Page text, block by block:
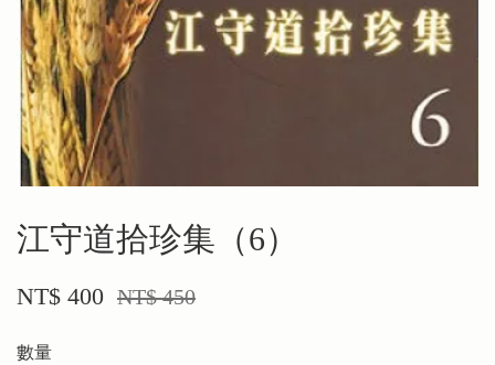
江守道拾珍集（6）
NT$ 400 NT$ 450
數量